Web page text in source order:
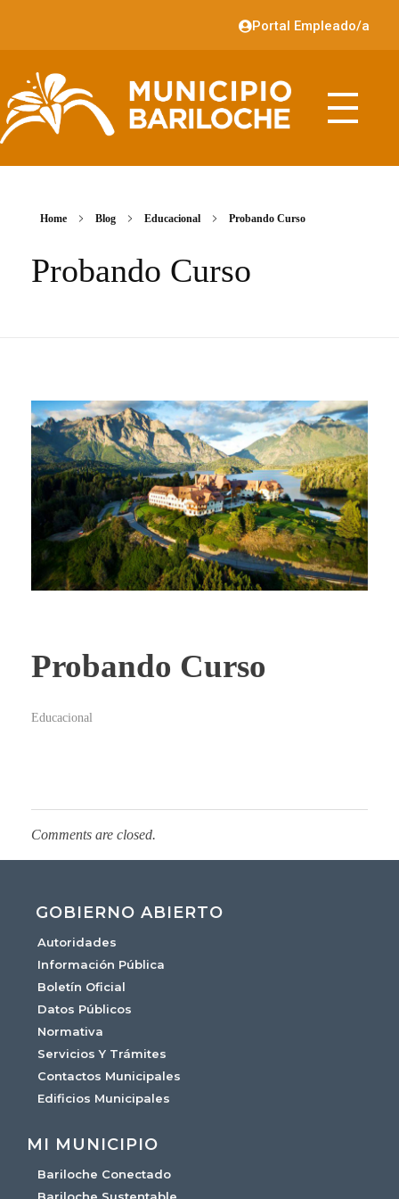
Portal Empleado/a
Home Blog Educacional Probando Curso
Probando Curso
Probando Curso
Educacional
Comments are closed.
GOBIERNO ABIERTO
Autoridades
Información Pública
Boletín Oficial
Datos Públicos
Normativa
Servicios Y Trámites
Contactos Municipales
Edificios Municipales
MI MUNICIPIO
Bariloche Conectado